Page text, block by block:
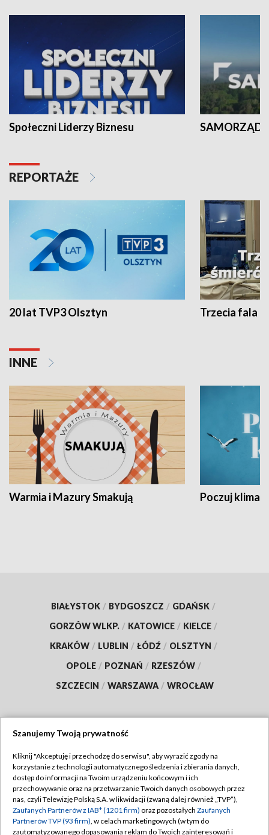
Społeczni Liderzy Biznesu SAMORZĄD
REPORTAŻE
20 lat TVP3 Olsztyn Trzecia fala -
INNE
Warmia i Mazury Smakują Poczuj klimat
BIAŁYSTOK / BYDGOSZCZ / GDAŃSK /
GORZÓW WLKP. / KATOWICE / KIELCE /
KRAKÓW / LUBLIN / ŁÓDŹ / OLSZTYN /
OPOLE / POZNAŃ / RZESZÓW /
SZCZECIN / WARSZAWA / WROCŁAW
TVP
Abonament TVP
Emisja w TVP
Centrum informacji TVP
Regulamin TVP
Polityka prywatności
Moje zgody
Szanujemy Twoją prywatność
Kliknij "Akceptuję i przechodzę do serwisu", aby wyrazić zgody na
korzystanie z technologii automatycznego śledzenia i zbierania danych,
dostęp do informacji na Twoim urządzeniu końcowym i ich
przechowywanie oraz na przetwarzanie Twoich danych osobowych przez
nas, czyli Telewizję Polską S.A. w likwidacji (zwaną dalej również „TVP”),
Zaufanych Partnerów z IAB* (1201 firm) oraz pozostałych Zaufanych
Partnerów TVP (93 firm), w celach marketingowych (w tym do
zautomatyzowanego dopasowania reklam do Twoich zainteresowań i